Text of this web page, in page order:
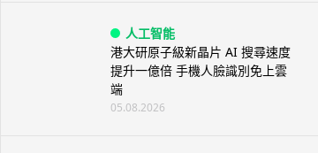
人工智能
港大研原子級新晶片 AI 搜尋速度
提升一億倍 手機人臉識別免上雲
端
05.08.2026